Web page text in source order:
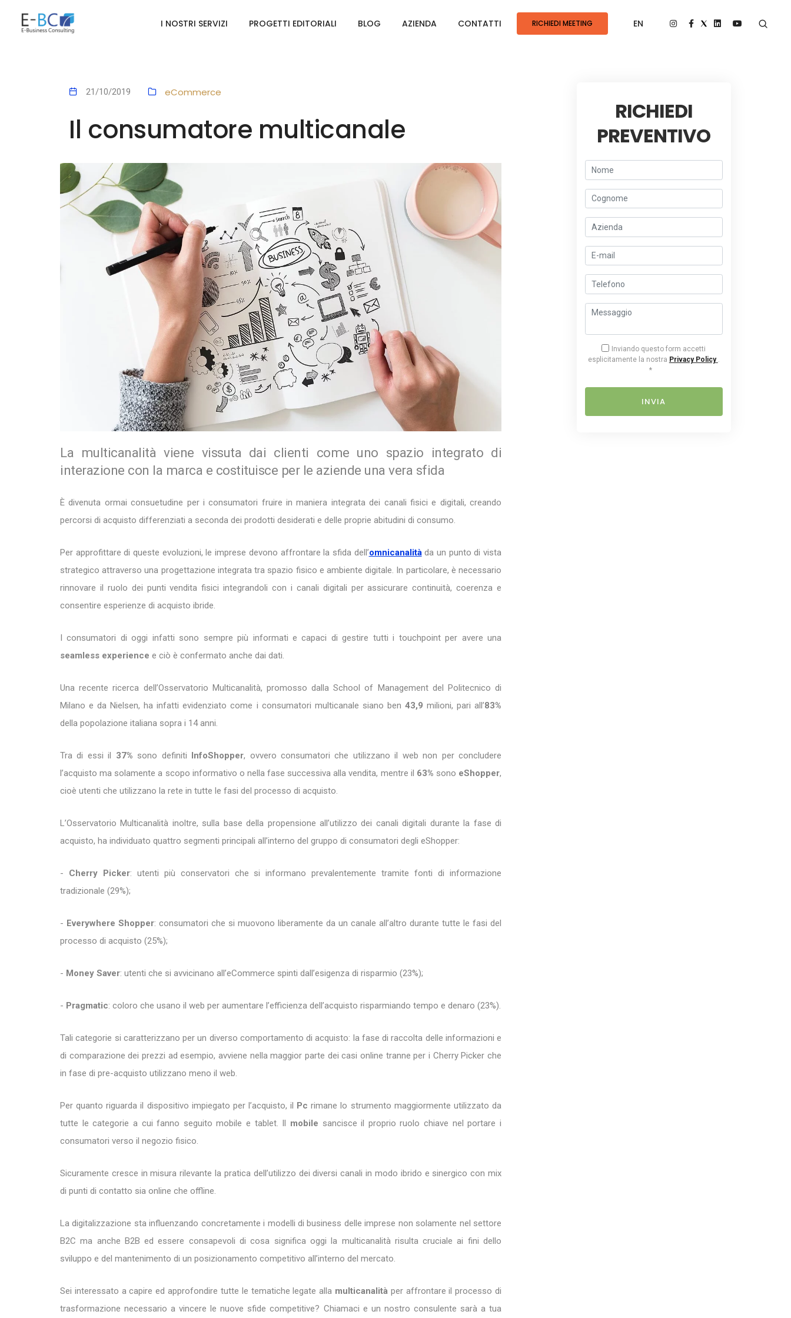
I NOSTRI SERVIZI PROGETTI EDITORIALI BLOG AZIENDA CONTATTI RICHIEDI MEETING EN
21/10/2019 eCommerce
Il consumatore multicanale
La multicanalità viene vissuta dai clienti come uno spazio integrato di
interazione con la marca e costituisce per le aziende una vera sfida
È divenuta ormai consuetudine per i consumatori fruire in maniera integrata dei canali fisici e digitali, creando
percorsi di acquisto differenziati a seconda dei prodotti desiderati e delle proprie abitudini di consumo.
Per approfittare di queste evoluzioni, le imprese devono affrontare la sfida dell’omnicanalitàda un punto di vista
strategico attraverso una progettazione integrata tra spazio fisico e ambiente digitale. In particolare, è necessario
rinnovare il ruolo dei punti vendita fisici integrandoli con i canali digitali per assicurare continuità, coerenza e
consentire esperienze di acquisto ibride.
I consumatori di oggi infatti sono sempre più informati e capaci di gestire tutti i touchpoint per avere una
seamless experience e ciò è confermato anche dai dati.
Una recente ricerca dell’Osservatorio Multicanalità, promosso dalla School of Management del Politecnico di
Milano e da Nielsen, ha infatti evidenziato come i consumatori multicanale siano ben 43,9 milioni, pari all’83%
della popolazione italiana sopra i 14 anni.
Tra di essi il 37% sono definiti InfoShopper, ovvero consumatori che utilizzano il web non per concludere
l’acquisto ma solamente a scopo informativo o nella fase successiva alla vendita, mentre il 63% sono eShopper,
cioè utenti che utilizzano la rete in tutte le fasi del processo di acquisto.
L’Osservatorio Multicanalità inoltre, sulla base della propensione all’utilizzo dei canali digitali durante la fase di
acquisto, ha individuato quattro segmenti principali all’interno del gruppo di consumatori degli eShopper:
- Cherry Picker: utenti più conservatori che si informano prevalentemente tramite fonti di informazione
tradizionale (29%);
- Everywhere Shopper: consumatori che si muovono liberamente da un canale all’altro durante tutte le fasi del
processo di acquisto (25%);
- Money Saver: utenti che si avvicinano all’eCommerce spinti dall’esigenza di risparmio (23%);
- Pragmatic: coloro che usano il web per aumentare l’efficienza dell’acquisto risparmiando tempo e denaro (23%).
Tali categorie si caratterizzano per un diverso comportamento di acquisto: la fase di raccolta delle informazioni e
di comparazione dei prezzi ad esempio, avviene nella maggior parte dei casi online tranne per i Cherry Picker che
in fase di pre-acquisto utilizzano meno il web.
Per quanto riguarda il dispositivo impiegato per l’acquisto, il Pcrimane lo strumento maggiormente utilizzato da
tutte le categorie a cui fanno seguito mobile e tablet. Il mobile sancisce il proprio ruolo chiave nel portare i
consumatori verso il negozio fisico.
Sicuramente cresce in misura rilevante la pratica dell’utilizzo dei diversi canali in modo ibrido e sinergico con mix
di punti di contatto sia online che offline.
La digitalizzazione sta influenzando concretamente i modelli di business delle imprese non solamente nel settore
B2C ma anche B2B ed essere consapevoli di cosa significa oggi la multicanalità risulta cruciale ai fini dello
sviluppo e del mantenimento di un posizionamento competitivo all’interno del mercato.
Sei interessato a capire ed approfondire tutte le tematiche legate alla multicanalitàper affrontare il processo di
trasformazione necessario a vincere le nuove sfide competitive? Chiamaci e un nostro consulente sarà a tua
RICHIEDI
PREVENTIVO
Inviando questo form accetti
esplicitamente la nostra Privacy Policy .
*
INVIA